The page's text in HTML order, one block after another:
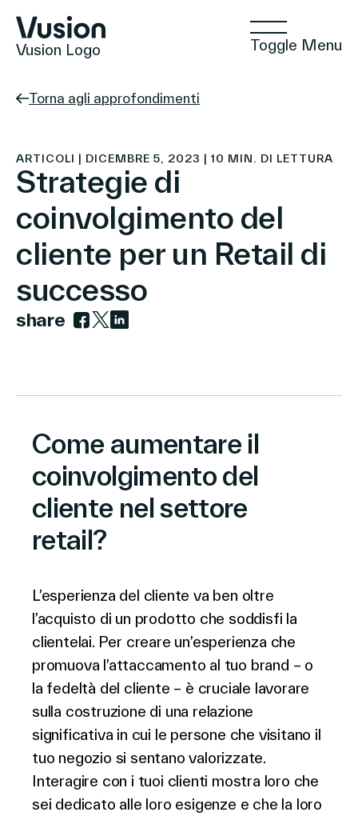
Vusion Logo Toggle Menu
Tecnologie
Soluzioni
Approfondimenti
Contatti
Investitori
Partners
Carriere
Link
Italiano
Torna agli approfondimenti
ARTICOLI | DICEMBRE 5, 2023 | 10 MIN. DI LETTURA
Strategie di
coinvolgimento del
cliente per un Retail di
successo
share
Come aumentare il
coinvolgimento del
cliente nel settore
retail?
L’esperienza del cliente va ben oltre
l’acquisto di un prodotto che soddisfi la
clientelai. Per creare un’esperienza che
promuova l’attaccamento al tuo brand – o
la fedeltà del cliente – è cruciale lavorare
sulla costruzione di una relazione
significativa in cui le persone che visitano il
tuo negozio si sentano valorizzate.
Interagire con i tuoi clienti mostra loro che
sei dedicato alle loro esigenze e che la loro